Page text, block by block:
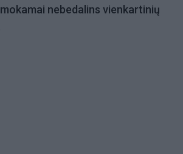
nebedalins vienkartinių